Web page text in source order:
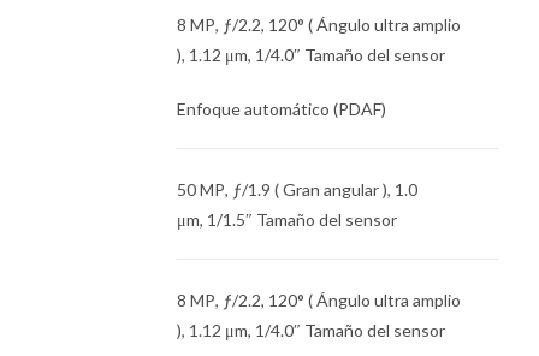
8 MP, ƒ/2.2, 120° ( Ángulo ultra amplio
), 1.12 μm, 1/4.0″ Tamaño del sensor
Enfoque automático (PDAF)
50 MP, ƒ/1.9 ( Gran angular ), 1.0
μm, 1/1.5″ Tamaño del sensor
8 MP, ƒ/2.2, 120° ( Ángulo ultra amplio
), 1.12 μm, 1/4.0″ Tamaño del sensor